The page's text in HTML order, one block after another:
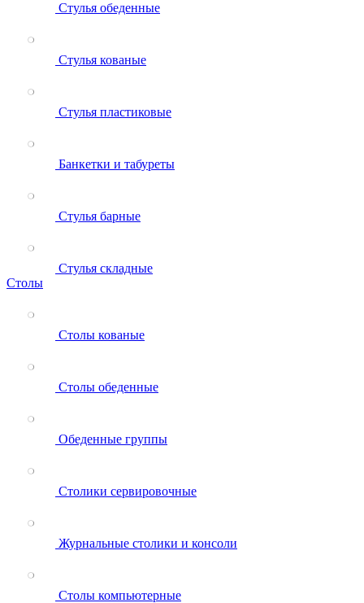
Стулья обеденные
Стулья кованые
Стулья пластиковые
Банкетки и табуреты
Стулья барные
Стулья складные
Столы
Столы кованые
Столы обеденные
Обеденные группы
Столики сервировочные
Журнальные столики и консоли
Столы компьютерные